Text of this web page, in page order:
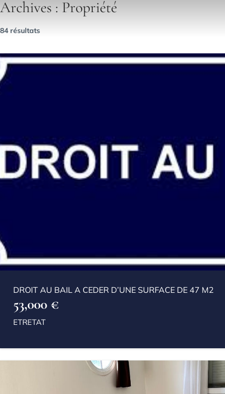
Archives : Propriété
84 résultats
DROIT AU BAIL A CEDER D’UNE SURFACE DE 47 M2
53,000 €
ETRETAT